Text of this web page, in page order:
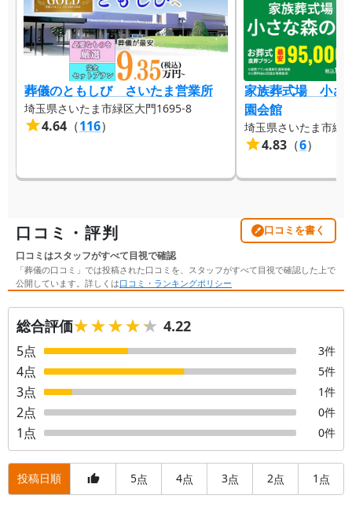
葬儀のともしび さいたま営業所
埼玉県さいたま市緑区大門1695-8
4.64 （116）
家族葬式場 小さ
園会館
埼玉県さいたま市緑
4.83 （6）
口コミ・評判 口コミを書く
口コミはスタッフがすべて目視で確認
「葬儀の口コミ」では投稿された口コミを、スタッフがすべて目視で確認した上で
公開しています。詳しくは口コミ・ランキングポリシー
総合評価★★★★★
★★★★★ 4.22
5点 3件
4点 5件
3点 1件
2点 0件
1 点 0件
投稿日順 5点 4点 3点 2点 1 点